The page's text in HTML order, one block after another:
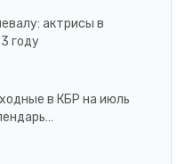
актрисы в
году
в КБР на июль